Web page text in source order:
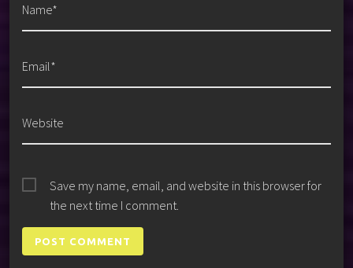
Name*
Email*
Website
Save my name, email, and website in this browser for
the next time I comment.